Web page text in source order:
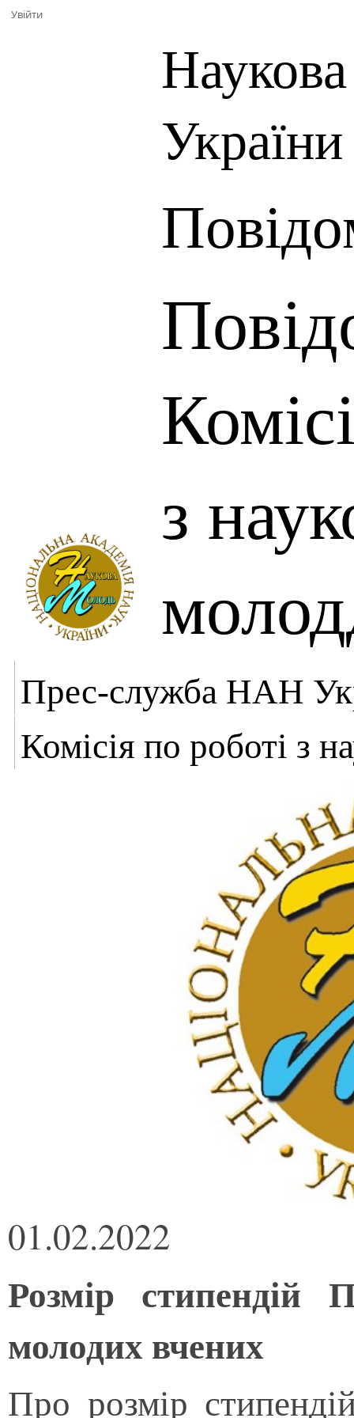
Увійти
України
з
Прес-служба НАН
Комісія по роботі з
01.02.2022
Розмір стипендій
молодих вчених
Про розмір